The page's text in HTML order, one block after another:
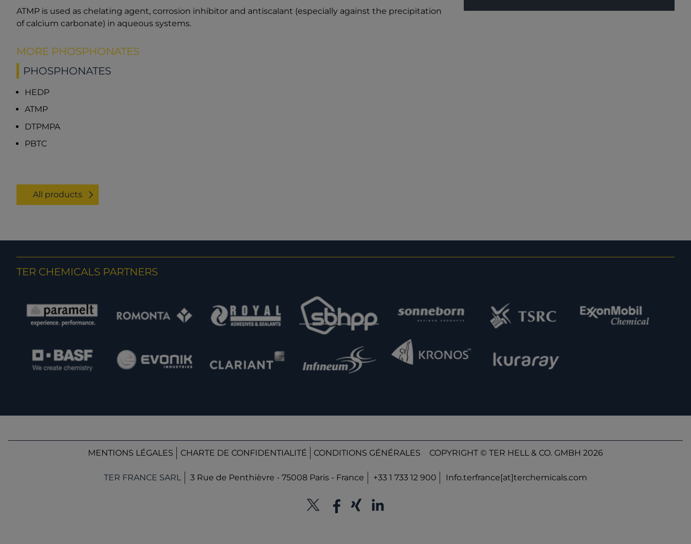
ATMP is used as chelating agent, corrosion inhibitor and antiscalant (especially against the precipitation
of calcium carbonate) in aqueous systems.
MORE PHOSPHONATES
PHOSPHONATES
HEDP
ATMP
DTPMPA
PBTC
All products
TER CHEMICALS PARTNERS
MENTIONS LÉGALES CHARTE DE CONFIDENTIALITÉ CONDITIONS GÉNÉRALES COPYRIGHT © TER HELL & CO. GMBH 2026
TER FRANCE SARL 3 Rue de Penthièvre - 75008 Paris - France +33 1 733 12 900 Info.terfrance[at]terchemicals.com